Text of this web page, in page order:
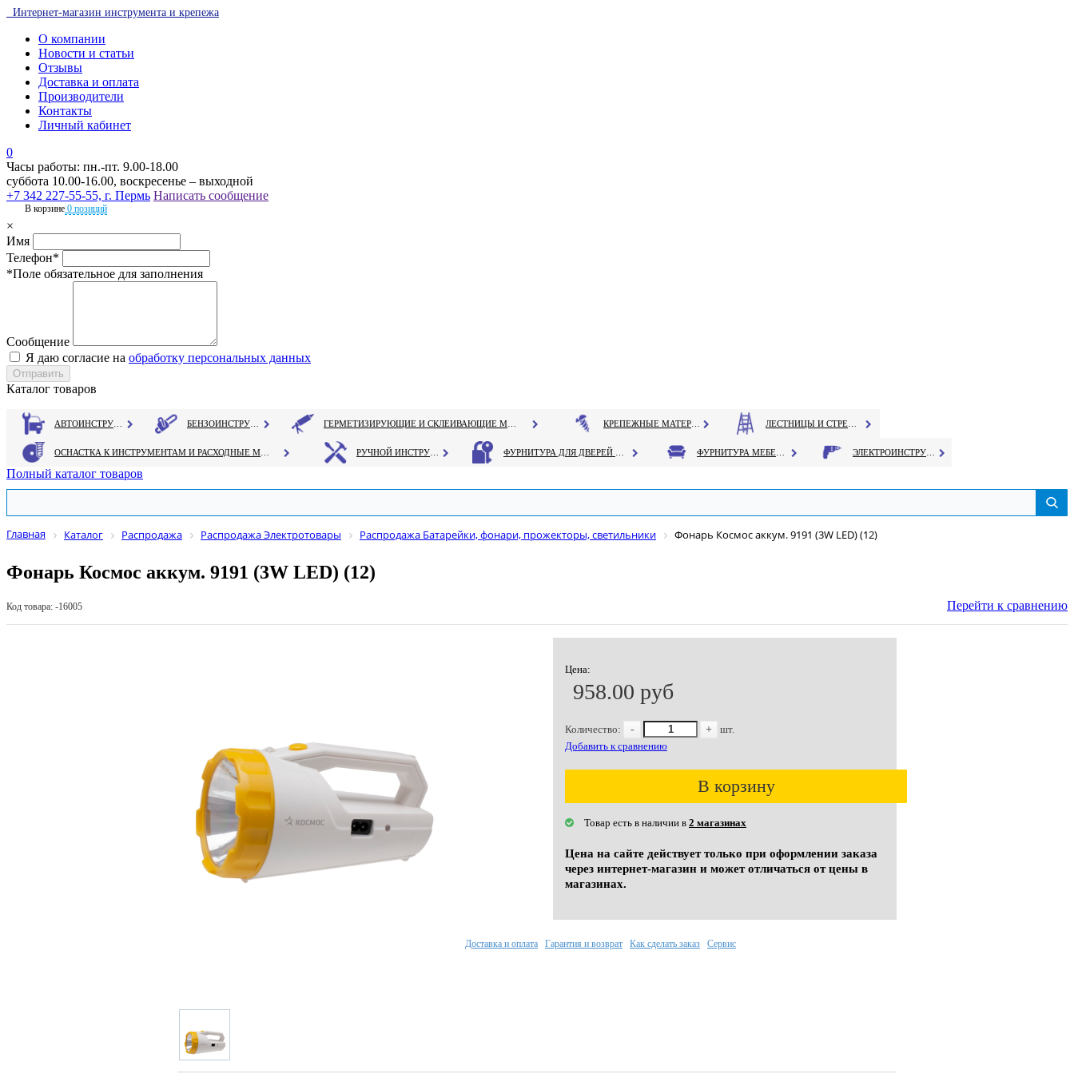
Интернет-магазин инструмента и крепежа
О компании
Новости и статьи
Отзывы
Доставка и оплата
Производители
Контакты
Личный кабинет
0
Часы работы: пн.-пт. 9.00-18.00
суббота 10.00-16.00, воскресенье – выходной
+7 342 227-55-55, г. Пермь Написать сообщение
В корзине 0 позиций
×
Имя
Телефон*
*Поле обязательное для заполнения
Сообщение
Я даю согласие на обработку персональных данных
Каталог товаров
Полный каталог товаров
Главная Каталог Распродажа Распродажа Электротовары Распродажа Батарейки, фонари, прожекторы, светильники Фонарь Космос аккум. 9191 (3W LED) (12)
Фонарь Космос аккум. 9191 (3W LED) (12)
Код товара: -16005 Перейти к сравнению
Цена:
958.00 руб
Количество: - +
шт.
Добавить к сравнению
В корзину
Товар есть в наличии в 2 магазинах
Цена на сайте действует только при оформлении заказа
через интернет-магазин и может отличаться от цены в
магазинах.
Доставка и оплата Гарантия и возврат Как сделать заказ Сервис